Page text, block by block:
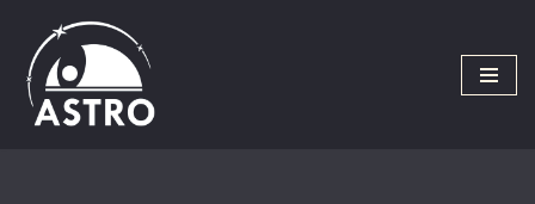
Saltar
al
contenido